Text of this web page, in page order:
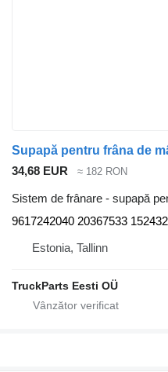
34,68 EUR ≈ 182 RON
Sistem de frânare - supapă
9617242040 20367533
Estonia, Tallinn
TruckParts Eesti OÜ